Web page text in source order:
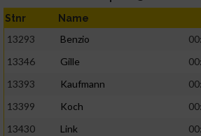
Stnr Name
13293 Benzio
13346
Gille
13393
Kaufmann
13399
Koch
13430
Link